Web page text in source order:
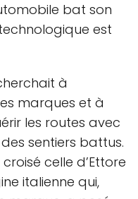
bat son
est
à
marques et à
les routes avec
sentiers battus.
celle d’Ettore
italienne qui,